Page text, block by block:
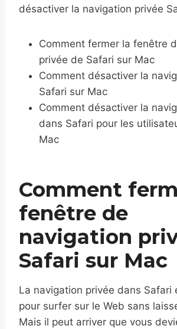
désactiver la navigation privée
Comment fermer la fenêtre
privée de Safari sur Mac
Comment désactiver la
Safari sur Mac
Comment désactiver la
dans Safari pour les
Mac
Comment
fenêtre de
navigation
Safari sur Mac
La navigation privée dans Safari
pour surfer sur le Web sans
Mais il peut arriver que vous